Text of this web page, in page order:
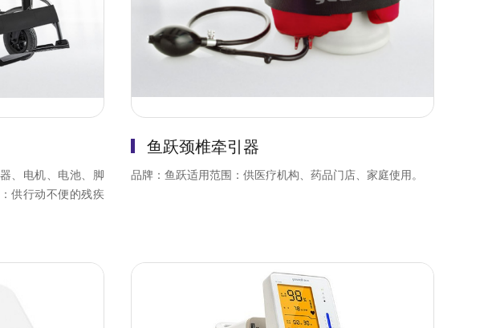
、电机、电池、脚
供行动不便的残疾
鱼跃颈椎牵引器
品牌：鱼跃适用范围：供医疗机构、药品门店、家庭使用。